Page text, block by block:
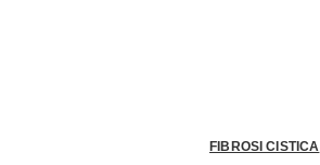
FIBROSI CISTICA